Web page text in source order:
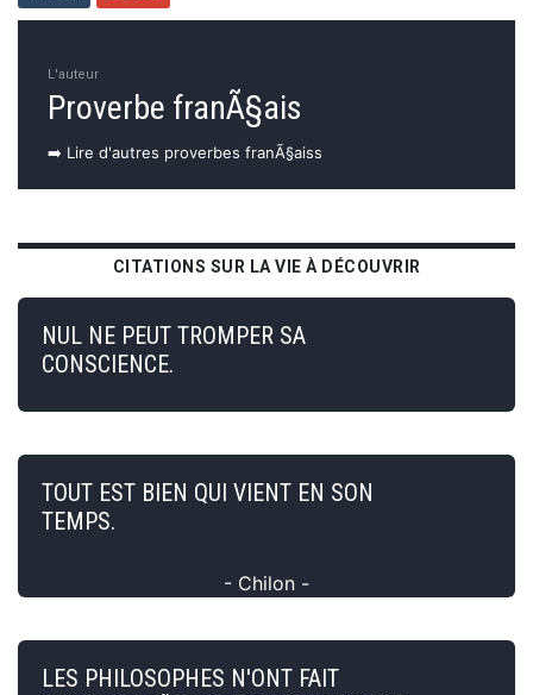
L'auteur
Proverbe franÃ§ais
➡️ Lire d'autres proverbes franÃ§aiss
CITATIONS SUR LA VIE À DÉCOUVRIR
NUL NE PEUT TROMPER SA
CONSCIENCE.
TOUT EST BIEN QUI VIENT EN SON
TEMPS.
- Chilon -
LES PHILOSOPHES N'ONT FAIT